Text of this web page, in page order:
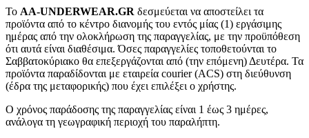
To AA-UNDERWEAR.GR δεσμεύεται να αποστείλει τα
προϊόντα από το κέντρο διανομής του εντός μίας (1) εργάσιμης
ημέρας από την ολοκλήρωση της παραγγελίας, με την προϋπόθεση
ότι αυτά είναι διαθέσιμα. Όσες παραγγελίες τοποθετούνται το
Σαββατοκύριακο θα επεξεργάζονται από (την επόμενη) Δευτέρα. Τα
προϊόντα παραδίδονται με εταιρεία courier (ACS) στη διεύθυνση
(έδρα της μεταφορικής) που έχει επιλέξει ο χρήστης.
Ο χρόνος παράδοσης της παραγγελίας είναι 1 έως 3 ημέρες,
ανάλογα τη γεωγραφική περιοχή του παραλήπτη.